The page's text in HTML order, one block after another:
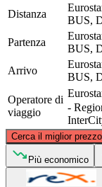
Distanza
BUS,
Partenza
BUS,
Arrivo
BUS,
Operatore di
viaggio
-
Cerca il miglior prezzo
Più economico